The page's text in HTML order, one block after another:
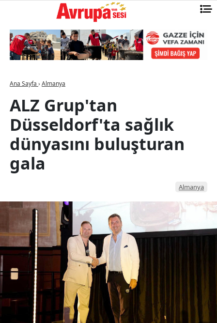
Ana Sayfa › Almanya
ALZ Grup'tan
Düsseldorf'ta sağlık
dünyasını buluşturan
gala
Almanya